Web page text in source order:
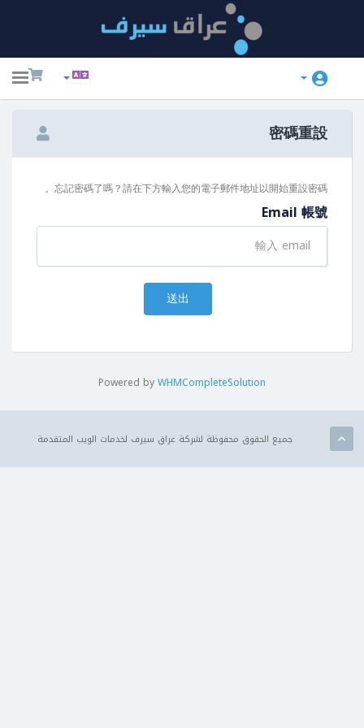
密碼重設
忘記密碼了嗎？請在下方輸入您的電子郵件地址以開始重設密碼。
Email 帳號
送出
Powered byWHMCompleteSolution
جميع الحقوق محفوظة لشركة عراق سيرف لخدمات الويب المتقدمة